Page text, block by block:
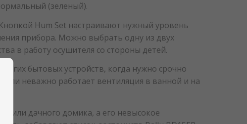
(зеленый).
Hum Set настраивают нужный уровень
прибора. Можно выбрать одну из двух
в работу осушителя со стороны детей.
бытовых устройств, когда нужно срочно
или неважно работает вентиляция в ванной и на
или дачного домика, а его невысокое